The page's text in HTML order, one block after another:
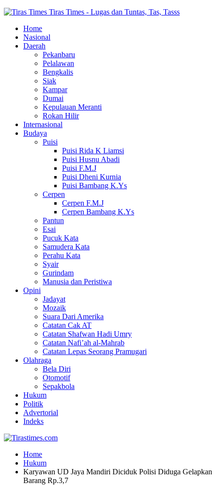
Tiras Times - Lugas dan Tuntas, Tas, Tasss
Home
Nasional
Daerah
Pekanbaru
Pelalawan
Bengkalis
Siak
Kampar
Dumai
Kepulauan Meranti
Rokan Hilir
Internasional
Budaya
Puisi
Puisi Rida K Liamsi
Puisi Husnu Abadi
Puisi F.M.J
Puisi Dheni Kurnia
Puisi Bambang K.Ys
Cerpen
Cerpen F.M.J
Cerpen Bambang K.Ys
Pantun
Esai
Pucuk Kata
Samudera Kata
Perahu Kata
Syair
Gurindam
Manusia dan Peristiwa
Opini
Jadayat
Mozaik
Suara Dari Amerika
Catatan Cak AT
Catatan Shafwan Hadi Umry
Catatan Nafi’ah al-Mahrab
Catatan Lepas Seorang Pramugari
Olahraga
Bela Diri
Otomotif
Sepakbola
Hukum
Politik
Advertorial
Indeks
Home
Hukum
Karyawan UD Jaya Mandiri Diciduk Polisi Diduga Gelapkan
Barang Rp.3,7